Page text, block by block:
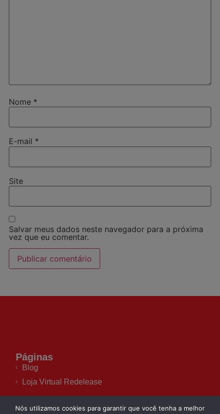
Nome *
E-mail *
Site
Salvar meus dados neste navegador para a próxima
vez que eu comentar.
Páginas
Blog
Loja Virtual Redelease
Nós utilizamos cookies para garantir que você tenha a melhor